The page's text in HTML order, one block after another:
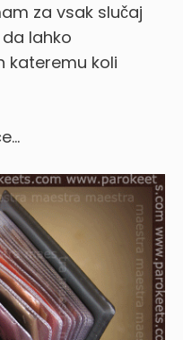
za vsak slučaj
lahko
kateremu koli